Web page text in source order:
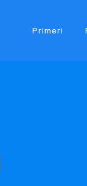
Primeri